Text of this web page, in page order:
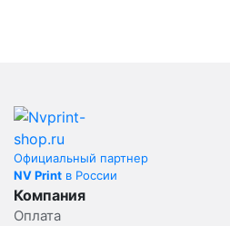
Официальный партнер
NV Print в России
Компания
Оплата